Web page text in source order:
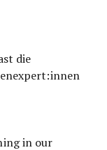
die
in our